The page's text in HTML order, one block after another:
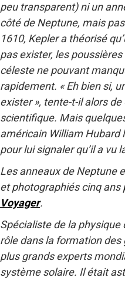
peu transparent) ni un
côté de Neptune, mais
1610, Kepler a théorisé
pas exister, les
céleste ne pouvant
rapidement. « Eh bien si,
exister », tente-t-il alors
scientifique. Mais
américain William Hubard
pour lui signaler qu’il a vu
Les anneaux de Neptune
et photographiés cinq ans
Voyager.
Spécialiste de la physique
rôle dans la formation
plus grands experts
système solaire. Il était